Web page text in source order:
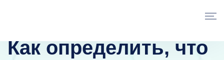
Как определить, что